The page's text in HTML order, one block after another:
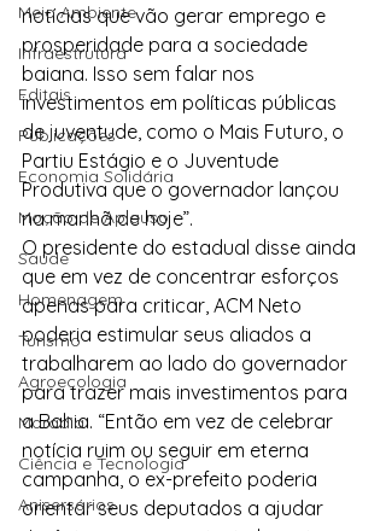
Meio Ambiente
Infraestrutura
Editais
Publicações
Economia Solidária
Moção de Aplauso
Saúde
Homenagem
Turismo
Agroecologia
Moradia
Ciência e Tecnologia
Anisersários
notícias que vão gerar emprego e
prosperidade para a sociedade
baiana. Isso sem falar nos
investimentos em políticas públicas
de juventude, como o Mais Futuro, o
Partiu Estágio e o Juventude
Produtiva que o governador lançou
na manhã de hoje”.
O presidente do estadual disse ainda
que em vez de concentrar esforços
apenas para criticar, ACM Neto
poderia estimular seus aliados a
trabalharem ao lado do governador
para trazer mais investimentos para
a Bahia. “Então em vez de celebrar
notícia ruim ou seguir em eterna
campanha, o ex-prefeito poderia
orientar seus deputados a ajudar